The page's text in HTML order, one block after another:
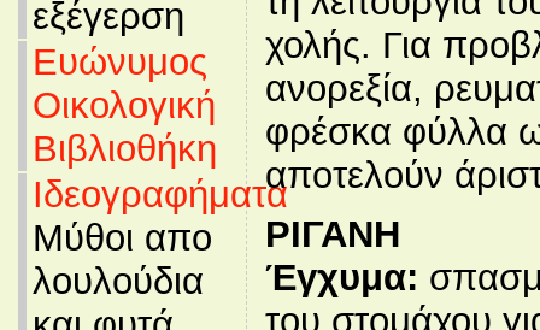
εξέγερση
Ευώνυμος
Οικολογική
Βιβλιοθήκη
Ιδεογραφήματα
Μύθοι απο
λουλούδια
χολής. Για
ανορεξία,
φρέσκα φύλλα
αποτελούν
ΡΙΓΑΝΗ
Έγχυμα:
του